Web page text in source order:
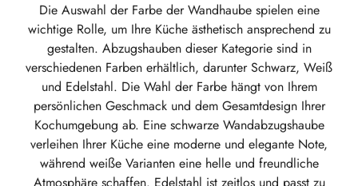
Die Auswahl der Farbe der Wandhaube spielen eine
wichtige Rolle, um Ihre Küche ästhetisch ansprechend zu
gestalten. Abzugshauben dieser Kategorie sind in
verschiedenen Farben erhältlich, darunter Schwarz, Weiß
und Edelstahl. Die Wahl der Farbe hängt von Ihrem
persönlichen Geschmack und dem Gesamtdesign Ihrer
Kochumgebung ab. Eine schwarze Wandabzugshaube
verleihen Ihrer Küche eine moderne und elegante Note,
während weiße Varianten eine helle und freundliche